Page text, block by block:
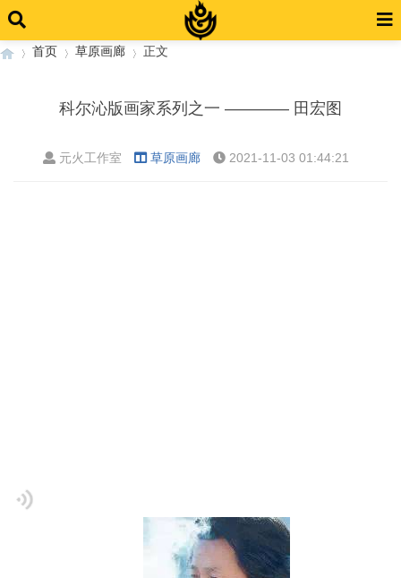
首页 草原画廊 正文
科尔沁版画家系列之一 ———— 田宏图
元火工作室 草原画廊 2021-11-03 01:44:21